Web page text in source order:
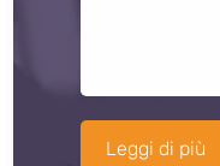
Leggi di più